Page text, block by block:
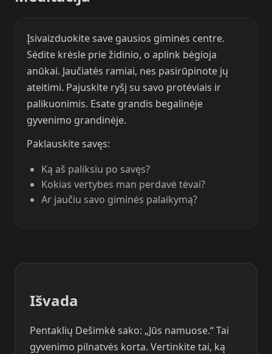
Įsivaizduokite save gausios giminės centre.
Sėdite krėsle prie židinio, o aplink bėgioja
anūkai. Jaučiatės ramiai, nes pasirūpinote jų
ateitimi. Pajuskite ryšį su savo protėviais ir
palikuonimis. Esate grandis begalinėje
gyvenimo grandinėje.
Paklauskite savęs:
Ką aš paliksiu po savęs?
Kokias vertybes man perdavė tėvai?
Ar jaučiu savo giminės palaikymą?
Išvada
Pentaklių Dešimkė sako: „Jūs namuose.“ Tai
gyvenimo pilnatvės korta. Vertinkite tai, ką